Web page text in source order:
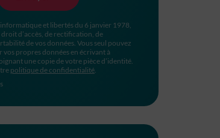
et libertés du 6 janvier 1978,
d’accès, de rectification, de
de vos données. Vous seul pouvez
vos propres données en écrivant à
une copie de votre pièce d’identité.
politique de confidentialité